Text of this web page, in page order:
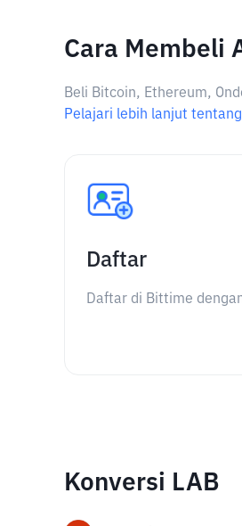
Cara Membeli
Beli Bitcoin, Ethereum,
Pelajari lebih lanjut
Daftar
Daftar di Bittime
Konversi LAB